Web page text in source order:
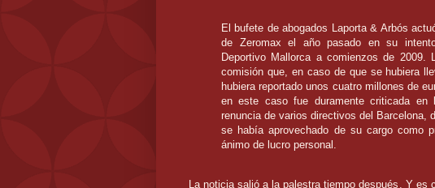
El bufete de abogados Laporta& Arbós
de Zeromax el año pasado en su
Deportivo Mallorca a comienzos de 2009.
comisión que, en caso de que se hubiera
hubiera reportado unos cuatro millones de
en este caso fue duramentecriticada en
renuncia de varios directivos del Barcelona,
se había aprovechado de su cargo como
ánimo de lucro personal.
La noticia salió a la palestra tiempo después. Y es